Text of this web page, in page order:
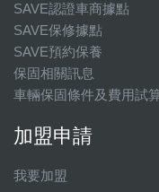
SAVE認證車商據點
SAVE保修據點
SAVE預約保養
保固相關訊息
車輛保固條件及費用試
加盟申請
我要加盟